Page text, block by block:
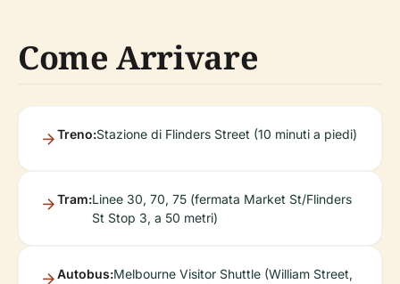
Come Arrivare
Treno:Stazione di Flinders Street (10 minuti a piedi)
Tram:Linee 30, 70, 75 (fermata Market St/Flinders
St Stop 3, a 50 metri)
Autobus:Melbourne Visitor Shuttle (William Street,